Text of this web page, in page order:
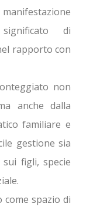
di
rapporto con
non
anche dalla
familiare e
gestione sia
figli, specie
spazio di